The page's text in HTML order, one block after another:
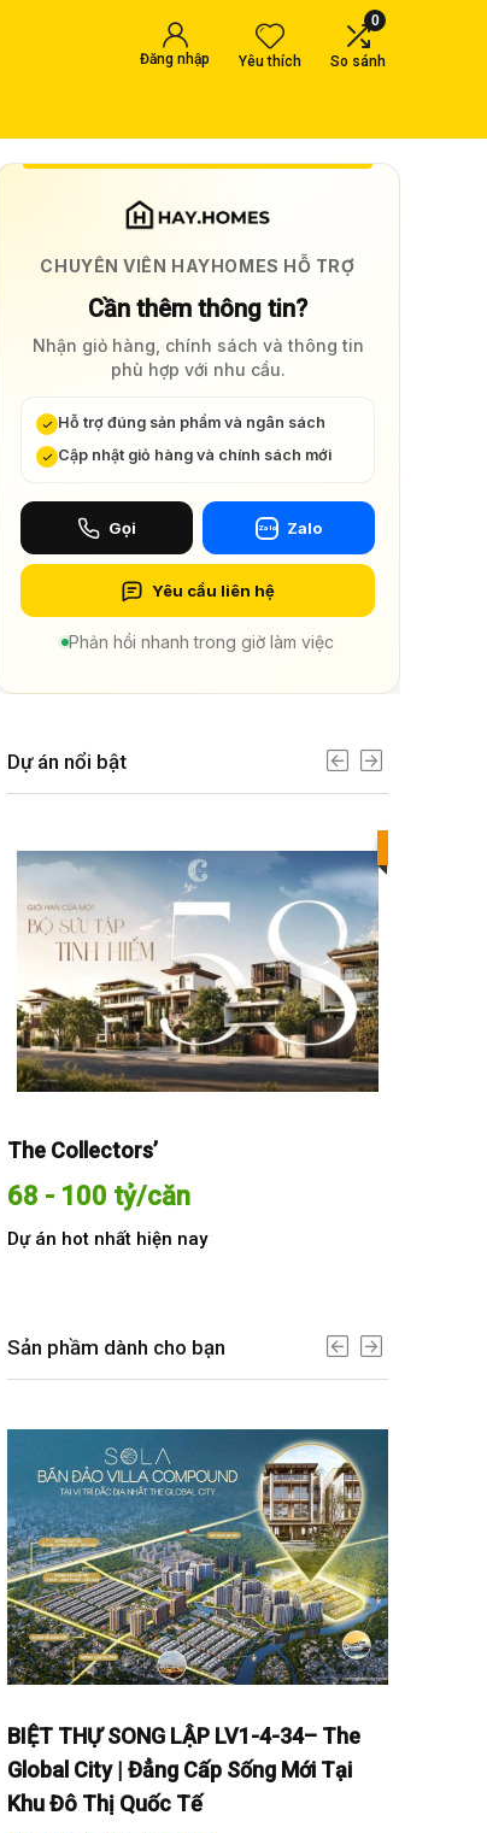
Đăng nhập Yêu thích
0
So sánh
CHUYÊN VIÊN HAYHOMES HỖ TRỢ
Cần thêm thông tin?
Nhận giỏ hàng, chính sách và thông tin
phù hợp với nhu cầu.
Hỗ trợ đúng sản phẩm và ngân sách
Cập nhật giỏ hàng và chính sách mới
Gọi Zalo Zalo
Yêu cầu liên hệ
Phản hồi nhanh trong giờ làm việc
Dự án nổi bật
The Collectors’
68 - 100 tỷ/căn
Dự án hot nhất hiện nay
Sản phầm dành cho bạn
BIỆT THỰ SONG LẬP LV1-4-34– The
Global City | Đẳng Cấp Sống Mới Tại
Khu Đô Thị Quốc Tế